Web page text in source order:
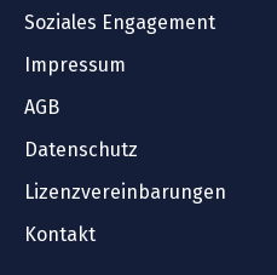
Soziales Engagement
Impressum
AGB
Datenschutz
Lizenzvereinbarungen
Kontakt